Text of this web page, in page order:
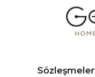
Sözleşmeler